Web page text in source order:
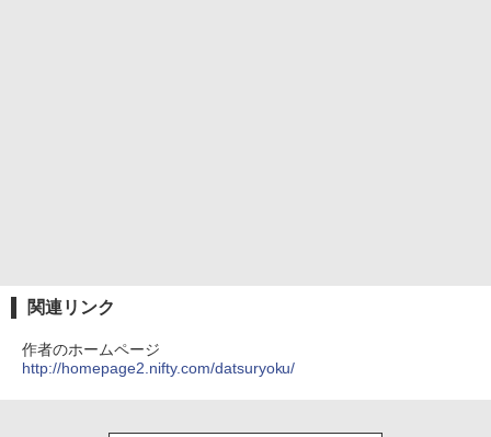
関連リンク
作者のホームページ
http://homepage2.nifty.com/datsuryoku/